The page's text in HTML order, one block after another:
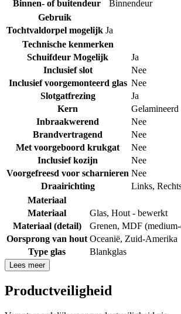
Binnen- of buitendeur
Binnendeur
Gebruik
Tochtvaldorpel mogelijk Ja
Technische kenmerken
Schuifdeur Mogelijk
Ja
Inclusief slot
Nee
Inclusief voorgemonteerd glas Nee
Slotgatfrezing
Ja
Kern
Gelamineerd
Inbraakwerend
Nee
Brandvertragend
Nee
Met voorgeboord krukgat
Nee
Inclusief kozijn
Nee
Voorgefreesd voor scharnieren Nee
Draairichting
Links,
Materiaal
Materiaal
Glas, Hout - bewerkt
Materiaal (detail)
Grenen, MDF
Oorsprong van hout Oceanië, Zuid-Amerika
Type glas
Blankglas
Lees meer
Productveiligheid